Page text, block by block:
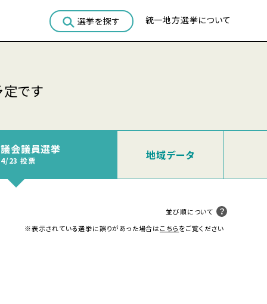
選挙を探す 統一地方選挙について
です
会議員選挙
23 投票 地域データ
並び順について
※表示されている選挙に誤りがあった場合はこちらをご覧ください